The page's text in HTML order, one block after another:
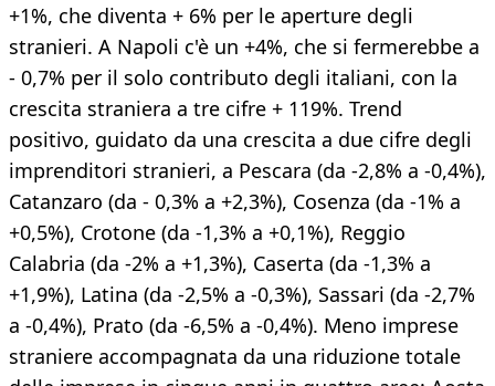
+1%, che diventa + 6% per le aperture degli
stranieri. A Napoli c'è un +4%, che si fermerebbe a
- 0,7% per il solo contributo degli italiani, con la
crescita straniera a tre cifre + 119%. Trend
positivo, guidato da una crescita a due cifre degli
imprenditori stranieri, a Pescara (da -2,8% a -0,4%),
Catanzaro (da - 0,3% a +2,3%), Cosenza (da -1% a
+0,5%), Crotone (da -1,3% a +0,1%), Reggio
Calabria (da -2% a +1,3%), Caserta (da -1,3% a
+1,9%), Latina (da -2,5% a -0,3%), Sassari (da -2,7%
a -0,4%), Prato (da -6,5% a -0,4%). Meno imprese
straniere accompagnata da una riduzione totale